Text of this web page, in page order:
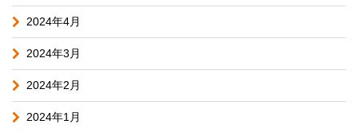
2024年4月
2024年3月
2024年2月
2024年1月